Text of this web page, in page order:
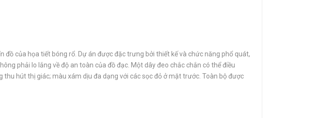
của họa tiết bóng rổ. Dự án được đặc trưng bởi thiết kế và chức năng phổ quát,
phải lo lắng về độ an toàn của đồ đạc. Một dây đeo chắc chắn có thể điều
hút thị giác; màu xám dịu đa dạng với các sọc đỏ ở mặt trước. Toàn bộ được